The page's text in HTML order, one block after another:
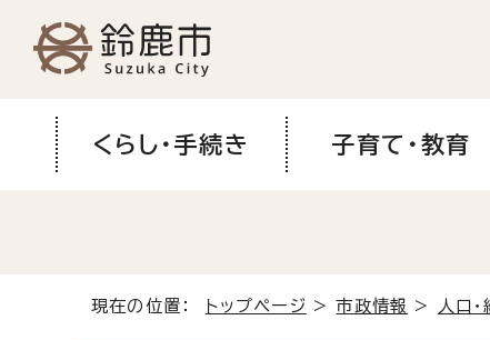
くらし・手続き 子育て・教育
現在の位置： トップページ >市政情報 > 人口